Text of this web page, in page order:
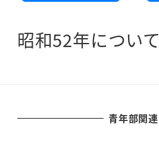
昭和52年について
青年部関連